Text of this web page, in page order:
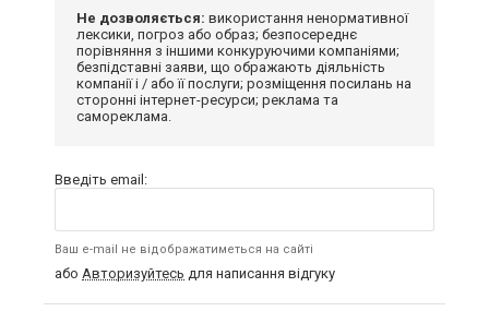
Не дозволяється: використання ненормативної
лексики, погроз або образ; безпосереднє
порівняння з іншими конкуруючими компаніями;
безпідставні заяви, що ображають діяльність
компанії і / або її послуги; розміщення посилань на
сторонні інтернет-ресурси; реклама та
самореклама.
Введіть email:
Ваш e-mail не відображатиметься на сайті
або Авторизуйтесь для написання відгуку